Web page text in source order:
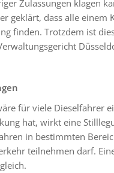
Zulassungen klagen
geklärt, dass alle einem
finden. Trotzdem ist
für viele Dieselfahrer
hat, wirkt eine
in bestimmten
teilnehmen darf.